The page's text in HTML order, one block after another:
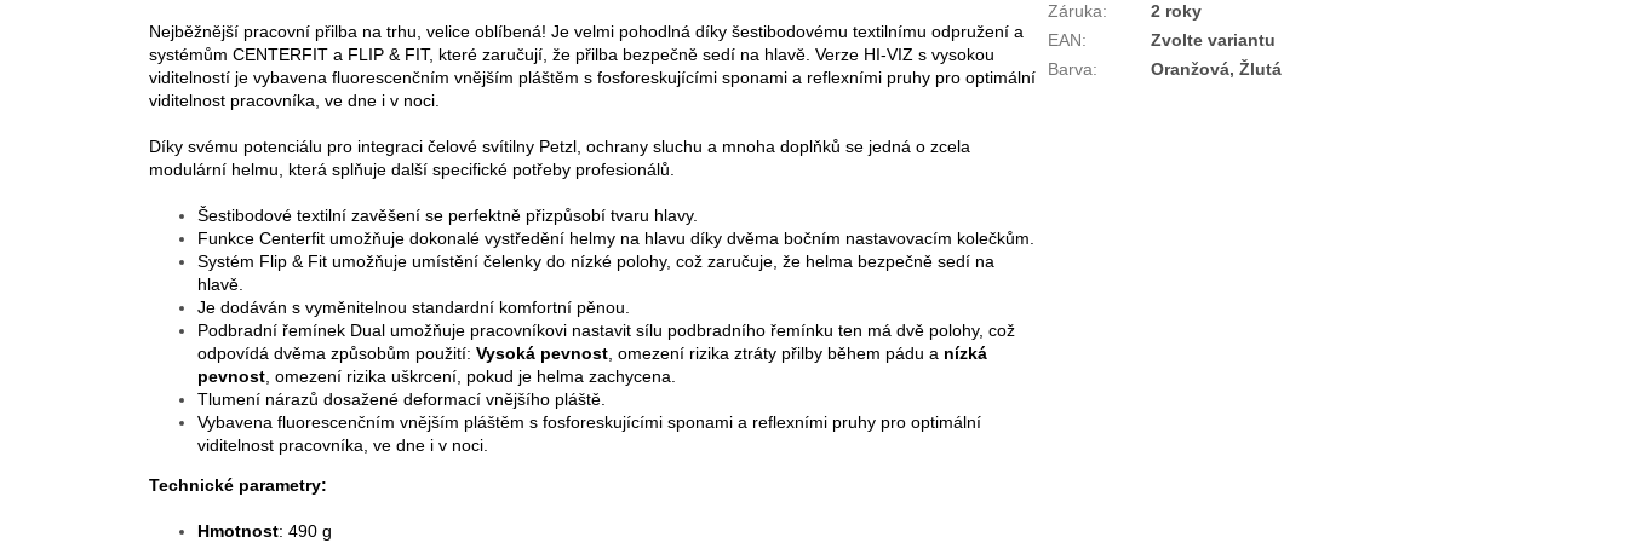
Nejběžnější pracovní přilba na trhu, velice oblíbená! Je velmi pohodlná díky šestibodovému textilnímu odpružení a
systémům CENTERFIT a FLIP & FIT, které zaručují, že přilba bezpečně sedí na hlavě. Verze HI-VIZ s vysokou
viditelností je vybavena fluorescenčním vnějším pláštěm s fosforeskujícími sponami a reflexními pruhy pro optimální
viditelnost pracovníka, ve dne i v noci.
Díky svému potenciálu pro integraci čelové svítilny Petzl, ochrany sluchu a mnoha doplňků se jedná o zcela
modulární helmu, která splňuje další specifické potřeby profesionálů.
Šestibodové textilní zavěšení se perfektně přizpůsobí tvaru hlavy.
Funkce Centerfit umožňuje dokonalé vystředění helmy na hlavu díky dvěma bočním nastavovacím kolečkům.
Systém Flip & Fit umožňuje umístění čelenky do nízké polohy, což zaručuje, že helma bezpečně sedí na
hlavě.
Je dodáván s vyměnitelnou standardní komfortní pěnou.
Podbradní řemínek Dual umožňuje pracovníkovi nastavit sílu podbradního řemínku ten má dvě polohy, což
odpovídá dvěma způsobům použití: Vysoká pevnost , omezení rizika ztráty přilby během pádu a nízká
pevnost , omezení rizika uškrcení, pokud je helma zachycena.
Tlumení nárazů dosažené deformací vnějšího pláště.
Vybavena fluorescenčním vnějším pláštěm s fosforeskujícími sponami a reflexními pruhy pro optimální
viditelnost pracovníka, ve dne i v noci.
Technické parametry:
Hmotnost: 490 g
Záruka:
2 roky
EAN:
Zvolte variantu
Barva: Oranžová, Žlutá